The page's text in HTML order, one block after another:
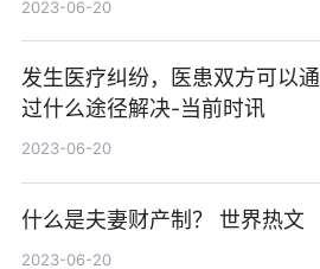
2023-06-20
发生医疗纠纷，医患双方可以通
过什么途径解决-当前时讯
2023-06-20
什么是夫妻财产制？ 世界热文
2023-06-20